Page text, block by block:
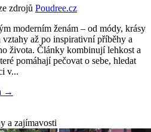
zdrojů Poudree.cz
moderním ženám – od módy, krásy
až po inspirativní příběhy a
života. Články kombinují lehkost a
pomáhají pečovat o sebe, hledat
v...
→
a zajímavosti